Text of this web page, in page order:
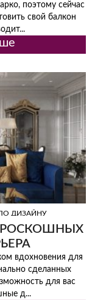
поэтому сейчас
свой балкон
ДИЗАЙНУ
РОСКОШНЫХ
вдохновения для
сделанных
для вас
д...